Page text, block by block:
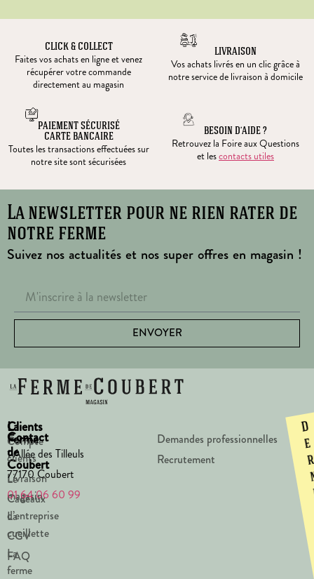
CLICK & COLLECT
Faites vos achats en ligne et venez
récupérer votre commande
directement au magasin
LIVRAISON
Vos achats livrés en un clic grâce à
notre service de livraison à domicile
PAIEMENT SÉCURISÉ
CARTE BANCAIRE
Toutes les transactions effectuées sur
notre site sont sécurisées
BESOIN D’AIDE ?
Retrouvez la Foire aux Questions
et lescontacts utiles
La newsletter pour ne rien rater de
notre ferme
Suivez nos actualités et nos super offres en magasin !
ENVOYER
La
Ferme
de
Coubert
Le
magasin
La
cueillette
La
ferme
Clients
Compte
clients
Livraison
Cadeaux
d’entreprise
CGV
FAQ
Contact
1 Allée des Tilleuls
77170 Coubert
01 64 06 60 99
Demandes professionnelles
Recrutement
D
e